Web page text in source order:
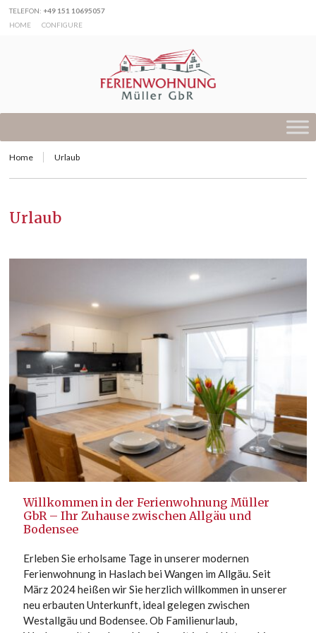
TELEFON: +49 151 10695057
HOME
CONFIGURE
Home Urlaub
Urlaub
Willkommen in der Ferienwohnung Müller
GbR – Ihr Zuhause zwischen Allgäu und
Bodensee
Erleben Sie erholsame Tage in unserer modernen
Ferienwohnung in Haslach bei Wangen im Allgäu. Seit
März 2024 heißen wir Sie herzlich willkommen in unserer
neu erbauten Unterkunft, ideal gelegen zwischen
Westallgäu und Bodensee. Ob Familienurlaub,